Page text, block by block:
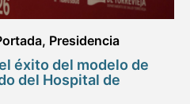
, Presidencia
éxito del modelo de
del Hospital de